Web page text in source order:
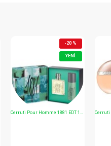
YENI
ÇOK SATAN ÜRÜN